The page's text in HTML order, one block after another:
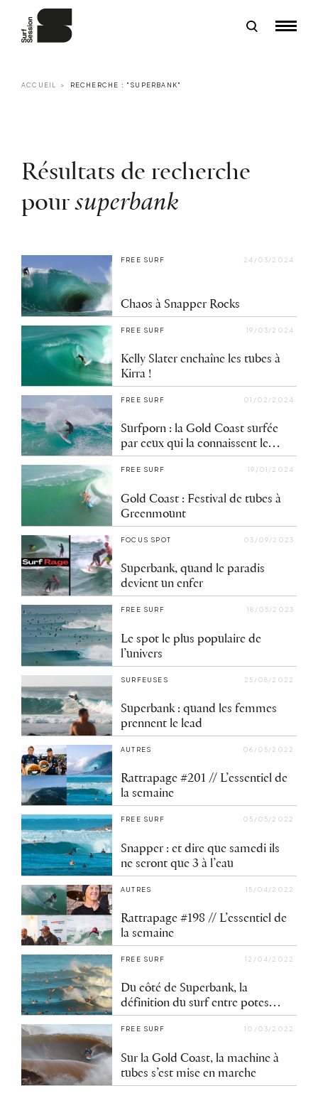
ACCUEIL RECHERCHE : "SUPERBANK"
Résultats de recherche
poursuperbank
FREE SURF 24/03/2024
Chaos à Snapper Rocks
FREE SURF 19/03/2024
Kelly Slater enchaîne les tubes à
Kirra !
FREE SURF 01/02/2024
Surfporn : la Gold Coast surfée
par ceux qui la connaissent le
mieux
FREE SURF 19/01/2024
Gold Coast : Festival de tubes à
Greenmount
FOCUS SPOT 03/09/2023
Superbank, quand le paradis
devient un enfer
FREE SURF 18/05/2023
Le spot le plus populaire de
l’univers
SURFEUSES 25/08/2022
Superbank : quand les femmes
prennent le lead
AUTRES 06/05/2022
Rattrapage #201 // L’essentiel de
la semaine
FREE SURF 05/05/2022
Snapper : et dire que samedi ils
ne seront que 3 à l’eau
AUTRES 15/04/2022
Rattrapage #198 // L’essentiel de
la semaine
FREE SURF 12/04/2022
Du côté de Superbank, la
définition du surf entre potes…
FREE SURF 10/03/2022
Sur la Gold Coast, la machine à
tubes s’est mise en marche